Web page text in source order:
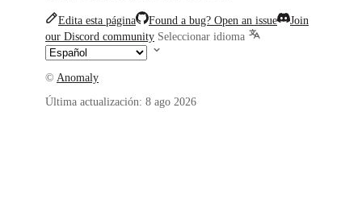
Edita esta página Found a bug? Open an issue
Join
our Discord community Seleccionar idioma
© Anomaly
Última actualización: 8 ago 2026